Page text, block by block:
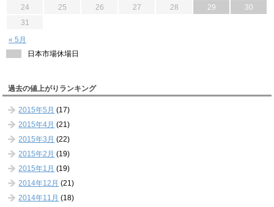
« 5月
24
25 26 27 28 29
30
31
日本市場休場日
過去の値上がりランキング
2015年5月 (17)
2015年4月 (21)
2015年3月 (22)
2015年2月 (19)
2015年1月 (19)
2014年12月 (21)
2014年11月 (18)